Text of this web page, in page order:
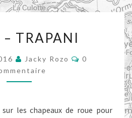
TRAPANI
– TRAPANI
Jacky Rozo
0
les chapeaux de roue pour